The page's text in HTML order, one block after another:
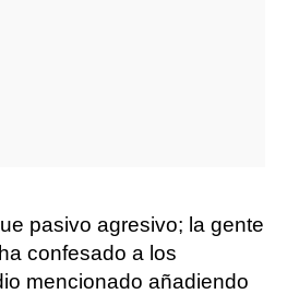
pasivo agresivo; la gente
confesado a los
mencionado añadiendo